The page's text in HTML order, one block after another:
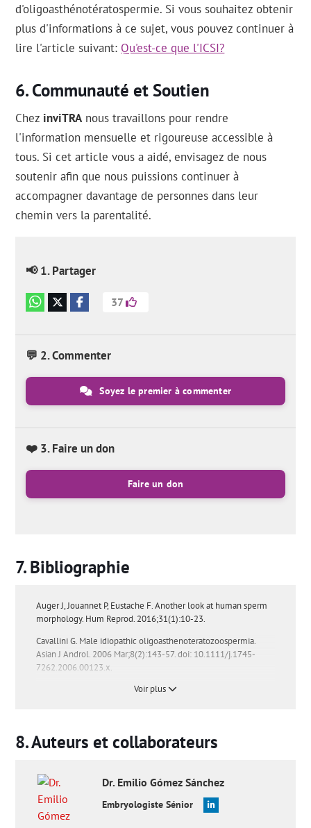
d'oligoasthénotératospermie. Si vous souhaitez obtenir
plus d'informations à ce sujet, vous pouvez continuer à
lire l'article suivant: Qu'est-ce que l'ICSI?
Communauté et Soutien
Chez inviTRA nous travaillons pour rendre
l'information mensuelle et rigoureuse accessible à
tous. Si cet article vous a aidé, envisagez de nous
soutenir afin que nous puissions continuer à
accompagner davantage de personnes dans leur
chemin vers la parentalité.
📢 1. Partager
37
💬 2. Commenter
Soyez le premier à commenter
❤️ 3. Faire un don
Faire un don
Bibliographie
Auger J, Jouannet P, Eustache F. Another look at human sperm
morphology. Hum Reprod. 2016;31(1):10-23.
Cavallini G. Male idiopathic oligoasthenoteratozoospermia.
Asian J Androl. 2006 Mar;8(2):143-57. doi: 10.1111/j.1745-
7262.2006.00123.x.
Colpi G M , Francavilla S, Haidl G , Link K, Behre H M, Goulis D G
Dahlberg B (1988): Sperm motility in fertile men and males in
De Braekeleer M, Nguyen MH, Morel F, Perrin A. Genetic
aspects of monomorphic teratozoospermia: a review. J Assist
Reprod Genet. 2015;32(4):615-23.
Voir plus
Auteurs et collaborateurs
Dr. EmilioGómez Sánchez
Embryologiste Sénior